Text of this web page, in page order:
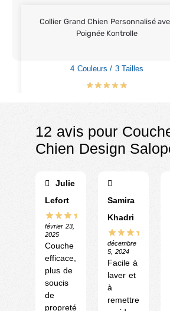
Collier Grand Chien Personnalisé
Poignée Kontrolle
4 Couleurs / 3 Tailles
12 avis pour
Chien Design
Julie
Lefort
février 23,
2025
Couche
efficace,
plus de
soucis
de
propreté
Samira
Khadri
décembre
5, 2024
Facile à
laver et
à
remettre